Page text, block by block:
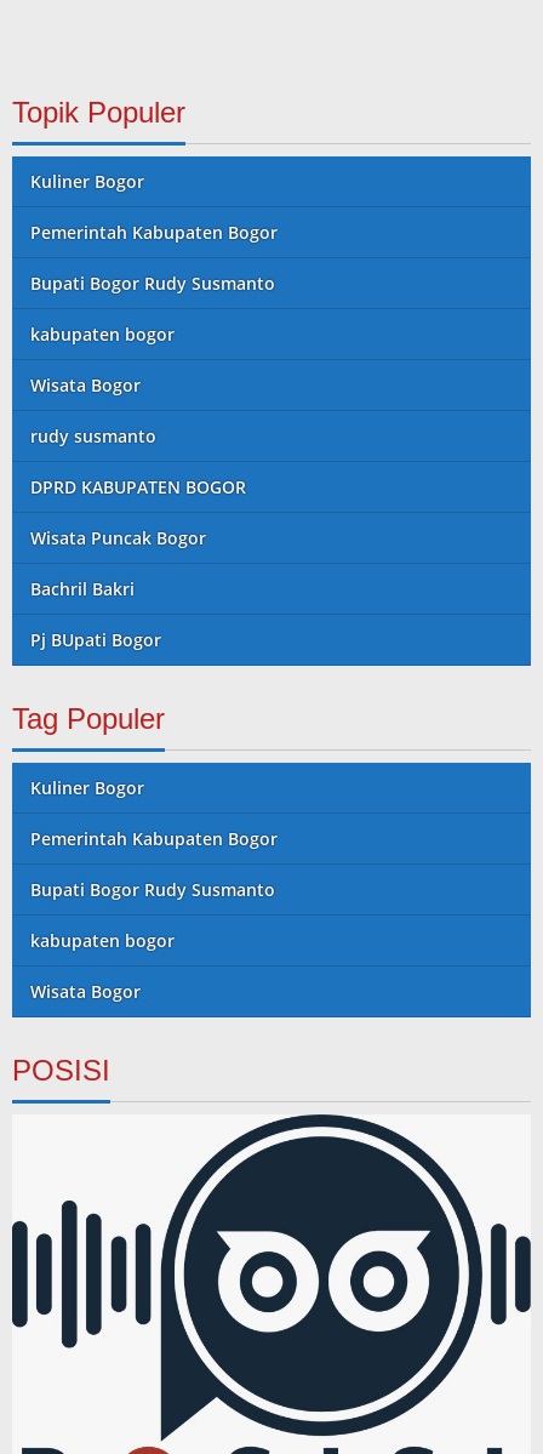
Topik Populer
Kuliner Bogor
Pemerintah Kabupaten Bogor
Bupati Bogor Rudy Susmanto
kabupaten bogor
Wisata Bogor
rudy susmanto
DPRD KABUPATEN BOGOR
Wisata Puncak Bogor
Bachril Bakri
Pj BUpati Bogor
Tag Populer
Kuliner Bogor
Pemerintah Kabupaten Bogor
Bupati Bogor Rudy Susmanto
kabupaten bogor
Wisata Bogor
POSISI